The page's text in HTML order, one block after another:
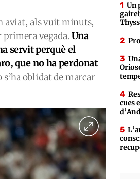
aviat, als vuit minuts,
primera vegada. Una
servit perquè el
que no ha perdonat
oblidat de marcar
Un
cues